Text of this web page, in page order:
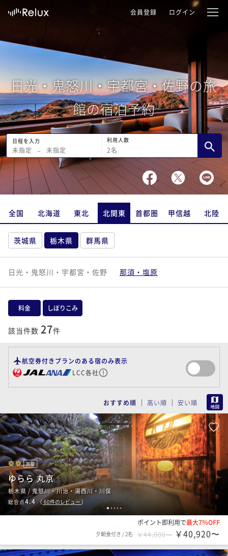
会員登録 ログイン
日光・鬼怒川・宇都宮・佐野の旅
館の宿泊予約
日程を入力
未指定 − 未指定
利用人数
2名
全国 北海道 東北 北関東 首都圏 甲信越 北陸
茨城県 栃木県 群馬県
日光・鬼怒川・宇都宮・佐野 那須・塩原
料金 しぼりこみ
該当件数 27件
航空券付きプランのある宿のみ表示
LCC各社
おすすめ順 高い順 安い順
1 2 3 4 5
旅館
ゆらら 丸京
栃木県 / 鬼怒川・川治・湯西川・川俣
総合点4.4（60件のレビュー）
ポイント即利用で最大7％OFF
夕朝食付き /2名 ￥44,000〜 ￥40,920〜